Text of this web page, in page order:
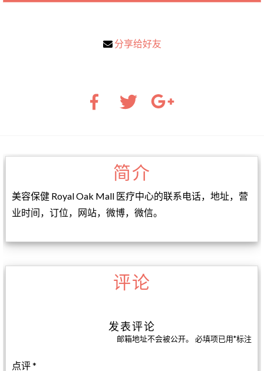
分享给好友
简介
美容保健 Royal Oak Mall 医疗中心的联系电话，地址，营
业时间，订位，网站，微博，微信。
评论
发表评论
邮箱地址不会被公开。 必填项已用*标注
点评*